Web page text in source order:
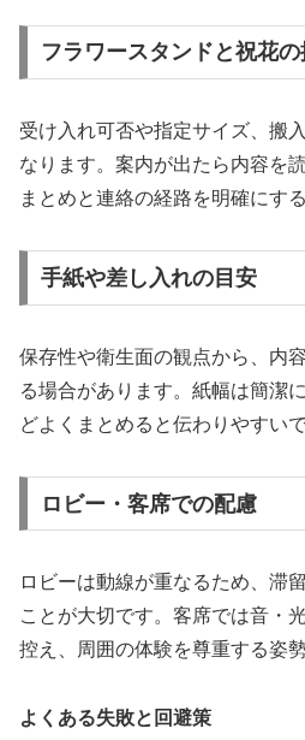
フラワースタンドと祝花
受け入れ可否や指定サイズ、搬
なります。案内が出たら内容を
まとめと連絡の経路を明確にす
手紙や差し入れの目安
保存性や衛生面の観点から、内
る場合があります。紙幅は簡潔
どよくまとめると伝わりやすいで
ロビー・客席での配慮
ロビーは動線が重なるため、滞
ことが大切です。客席では音・
控え、周囲の体験を尊重する姿
よくある失敗と回避策